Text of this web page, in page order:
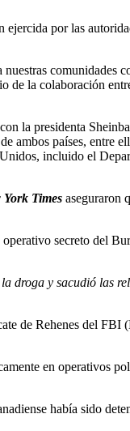
por las
comunidades
de la colaboración
la presidenta
ambos países, entre
incluido el
Times aseguraron
secreto del
droga y sacudió las
de Rehenes del FBI
en operativos
había sido